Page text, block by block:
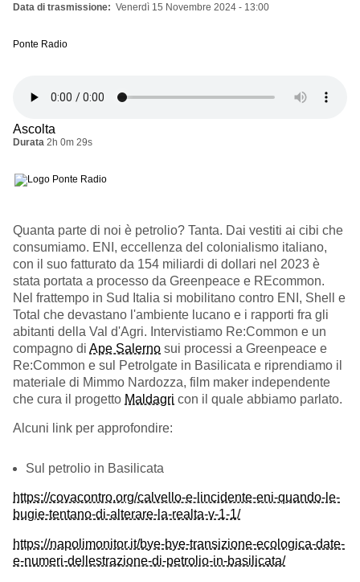
Data di trasmissione Venerdì 15 Novembre 2024 - 13:00
Ponte Radio
Ascolta
Durata 2h 0m 29s
Quanta parte di noi è petrolio? Tanta. Dai vestiti ai cibi che
consumiamo. ENI, eccellenza del colonialismo italiano,
con il suo fatturato da 154 miliardi di dollari nel 2023 è
stata portata a processo da Greenpeace e REcommon.
Nel frattempo in Sud Italia si mobilitano contro ENI, Shell e
Total che devastano l'ambiente lucano e i rapporti fra gli
abitanti della Val d'Agri. Intervistiamo Re:Common e un
compagno di Ape Salerno sui processi a Greenpeace e
Re:Common e sul Petrolgate in Basilicata e riprendiamo il
materiale di Mimmo Nardozza, film maker independente
che cura il progetto Maldagri con il quale abbiamo parlato.
Alcuni link per approfondire:
Sul petrolio in Basilicata
https://covacontro.org/calvello-e-lincidente-eni-quando-le-
bugie-tentano-di-alterare-la-realta-v-1-1/
https://napolimonitor.it/bye-bye-transizione-ecologica-date-
e-numeri-dellestrazione-di-petrolio-in-basilicata/